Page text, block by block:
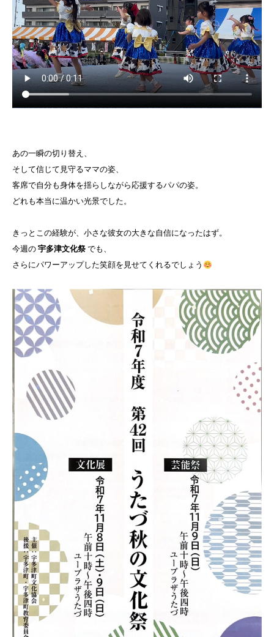
あの一瞬の切り替え、
そして信じて見守るママの姿、
客席で自分も身体を揺らしながら応援するパパの姿。
どれも本当に温かい光景でした。
きっとこの経験が、小さな彼女の大きな自信になったはず。
今週の 宇多津文化祭 でも、
さらにパワーアップした笑顔を見せてくれるでしょう